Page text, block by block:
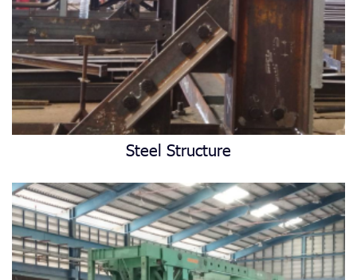
Steel Structure